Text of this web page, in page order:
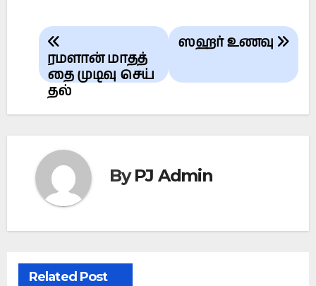
Post
navigation
ஸஹர் உணவு
ரமளான் மாதத்
தை முடிவு செய்
தல்
ByPJ Admin
Related Post